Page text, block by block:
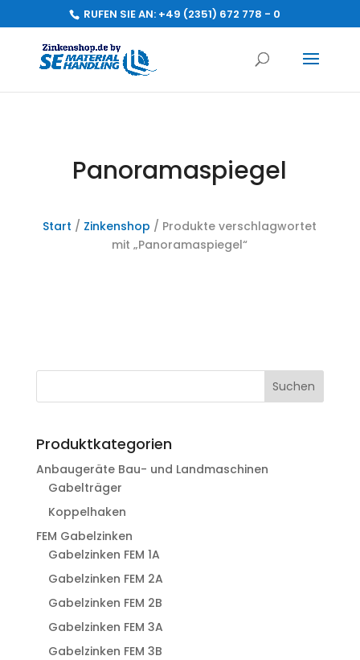
RUFEN SIE AN: +49 (2351) 672 778 - 0
Panoramaspiegel
Start / Zinkenshop / Produkte verschlagwortet
mit „Panoramaspiegel“
Suchen
Produktkategorien
Anbaugeräte Bau- und Landmaschinen
Gabelträger
Koppelhaken
FEM Gabelzinken
Gabelzinken FEM 1A
Gabelzinken FEM 2A
Gabelzinken FEM 2B
Gabelzinken FEM 3A
Gabelzinken FEM 3B